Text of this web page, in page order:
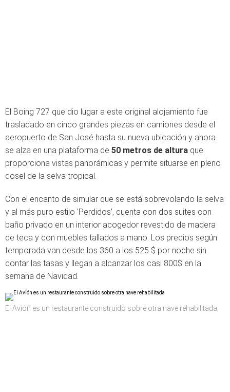
El Boing 727 que dio lugar a este original alojamiento fue
trasladado en cinco grandes piezas en camiones desde el
aeropuerto de San José hasta su nueva ubicación y ahora
se alza en una plataforma de 50 metros de altura que
proporciona vistas panorámicas y permite situarse en pleno
dosel de la selva tropical.
Con el encanto de simular que se está sobrevolando la selva
y al más puro estilo 'Perdidos', cuenta con dos suites con
baño privado en un interior acogedor revestido de madera
de teca y con muebles tallados a mano. Los precios según
temporada van desde los 360 a los 525 $ por noche sin
contar las tasas y llegan a alcanzar los casi 800$ en la
semana de Navidad.
El Avión es un restaurante construido sobre otra nave rehabilitada